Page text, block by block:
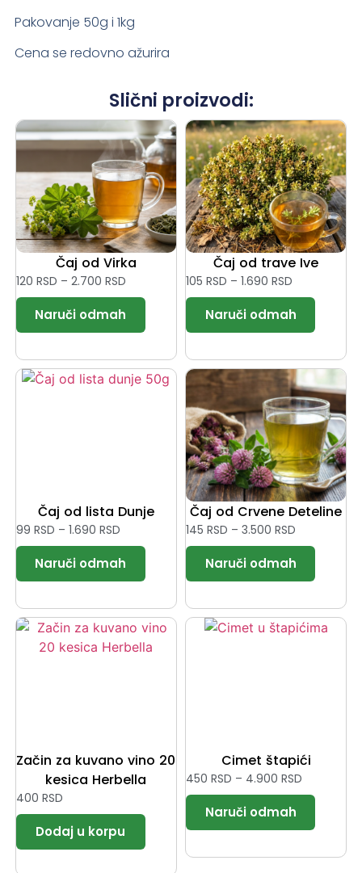
Pakovanje 50g i 1kg
Cena se redovno ažurira
Slični proizvodi:
Čaj od Virka
120 RSD – 2.700 RSD
Čaj od trave Ive
105 RSD – 1.690 RSD
Čaj od lista Dunje
99 RSD – 1.690 RSD
Čaj od Crvene Deteline
145 RSD – 3.500 RSD
Začin za kuvano vino 20
kesica Herbella
400 RSD
Cimet štapići
450 RSD – 4.900 RSD